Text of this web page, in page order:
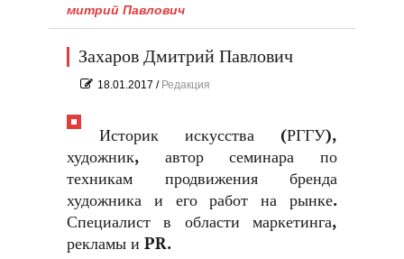
митрий Павлович
Захаров Дмитрий Павлович
18.01.2017 / Редакция
Историк искусства (РГГУ),
художник, автор семинара по
техникам продвижения бренда
художника и его работ на рынке.
Специалист в области маркетинга,
рекламы и PR.